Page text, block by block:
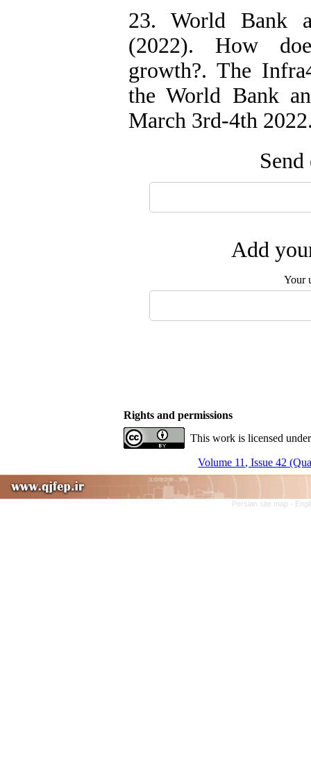
23. World Bank
(2022). How
growth?. The
the World Bank
March 3rd-4th
Add
Your
Rights and permissions
This work is licensed
Volume 11, Issue 42
Persian site map -